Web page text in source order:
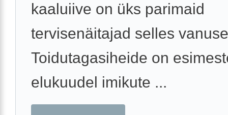
kaaluiive on üks parimaid
tervisenäitajad selles
Toidutagasiheide on
elukuudel imikute ...